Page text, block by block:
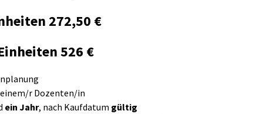
272,50 €
526 €
r Dozenten/in
ein Jahr, nach Kaufdatum gültig